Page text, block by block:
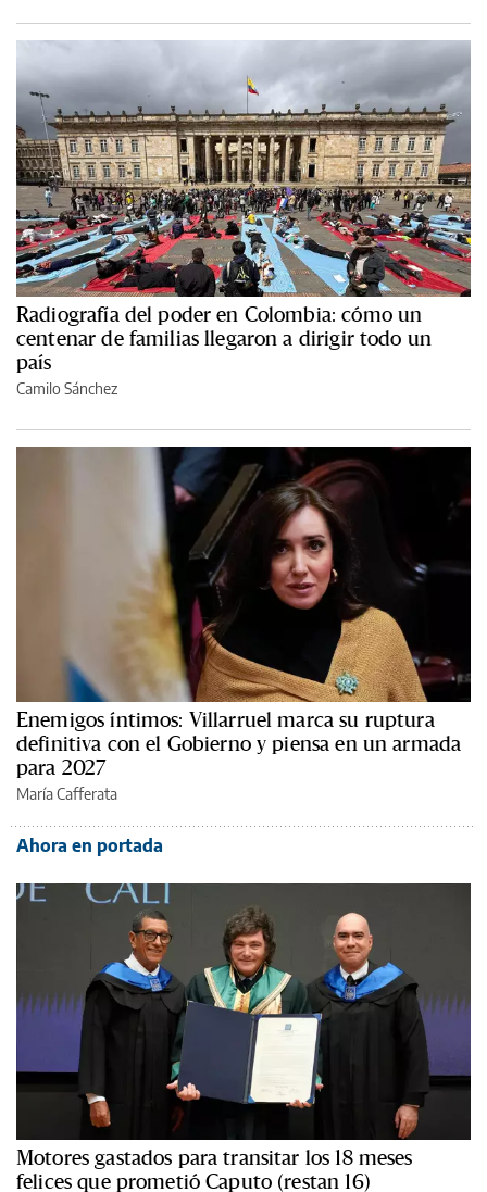
Radiografía del poder en Colombia: cómo un
centenar de familias llegaron a dirigir todo un
país
Camilo Sánchez
Enemigos íntimos: Villarruel marca su ruptura
definitiva con el Gobierno y piensa en un armada
para 2027
María Cafferata
Ahora en portada
Motores gastados para transitar los 18 meses
felices que prometió Caputo (restan 16)